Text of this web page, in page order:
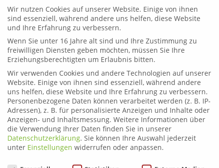
Leoben
Telefon: 03842 44254
Email:fahrschule.leoben@plonner.at
Liezen
Telefon:03612 21222
Email:fahrschule.liezen@plonner.at
Wir nutzen Cookies auf unserer Website. Einige von ihnen
sind essenziell, während andere uns helfen, diese Website
und Ihre Erfahrung zu verbessern.
Wenn Sie unter 16 Jahre alt sind und Ihre Zustimmung zu
freiwilligen Diensten geben möchten, müssen Sie Ihre
Erziehungsberechtigten um Erlaubnis bitten.
Wir verwenden Cookies und andere Technologien auf unserer
Website. Einige von ihnen sind essenziell, während andere
uns helfen, diese Website und Ihre Erfahrung zu verbessern.
Personenbezogene Daten können verarbeitet werden (z. B. IP-
Adressen), z. B. für personalisierte Anzeigen und Inhalte oder
Anzeigen- und Inhaltsmessung. Weitere Informationen über
die Verwendung Ihrer Daten finden Sie in unserer
Datenschutzerklärung. Sie können Ihre Auswahl jederzeit
unter Einstellungen widerrufen oder anpassen.
Datenschutzeinstellungen